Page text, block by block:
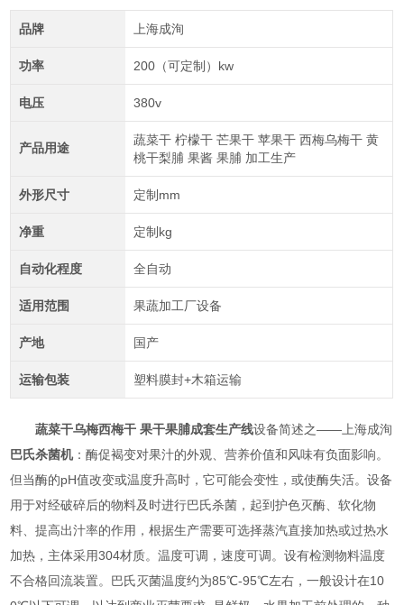
品牌 上海成洵
功率 200（可定制）kw
电压 380v
产品用途
蔬菜干 柠檬干 芒果干 苹果干 西梅乌梅干 黄
桃干梨脯 果酱 果脯 加工生产
外形尺寸 定制mm
净重 定制kg
自动化程度 全自动
适用范围 果蔬加工厂设备
产地 国产
运输包装 塑料膜封+木箱运输
蔬菜干乌梅西梅干 果干果脯成套生产线设备简述之——上海成洵
巴氏杀菌机：酶促褐变对果汁的外观、营养价值和风味有负面影响。
但当酶的pH值改变或温度升高时，它可能会变性，或使酶失活。设备
用于对经破碎后的物料及时进行巴氏杀菌，起到护色灭酶、软化物
料、提高出汁率的作用，根据生产需要可选择蒸汽直接加热或过热水
加热，主体采用304材质。温度可调，速度可调。设有检测物料温度
不合格回流装置。巴氏灭菌温度约为85℃-95℃左右，一般设计在10